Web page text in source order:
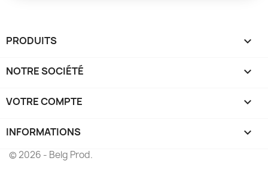
PRODUITS 
NOTRE SOCIÉTÉ 
VOTRE COMPTE 
INFORMATIONS keyboard_arrow_down
© 2026 - Belg Prod.